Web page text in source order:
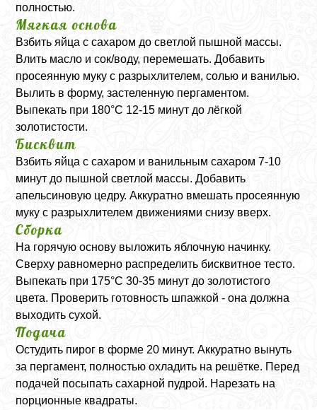
полностью.
Мягкая основа
Взбить яйца с сахаром до светлой пышной массы.
Влить масло и сок/воду, перемешать. Добавить
просеянную муку с разрыхлителем, солью и ванилью.
Вылить в форму, застеленную пергаментом.
Выпекать при 180°C 12-15 минут до лёгкой
золотистости.
Бисквит
Взбить яйца с сахаром и ванильным сахаром 7-10
минут до пышной светлой массы. Добавить
апельсиновую цедру. Аккуратно вмешать просеянную
муку с разрыхлителем движениями снизу вверх.
Сборка
На горячую основу выложить яблочную начинку.
Сверху равномерно распределить бисквитное тесто.
Выпекать при 175°C 30-35 минут до золотистого
цвета. Проверить готовность шпажкой - она должна
выходить сухой.
Подача
Остудить пирог в форме 20 минут. Аккуратно вынуть
за пергамент, полностью охладить на решётке. Перед
подачей посыпать сахарной пудрой. Нарезать на
порционные квадраты.